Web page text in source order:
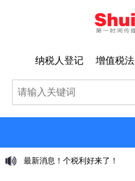
纳税人登记 增值税法
最新消息！个税利好来了！